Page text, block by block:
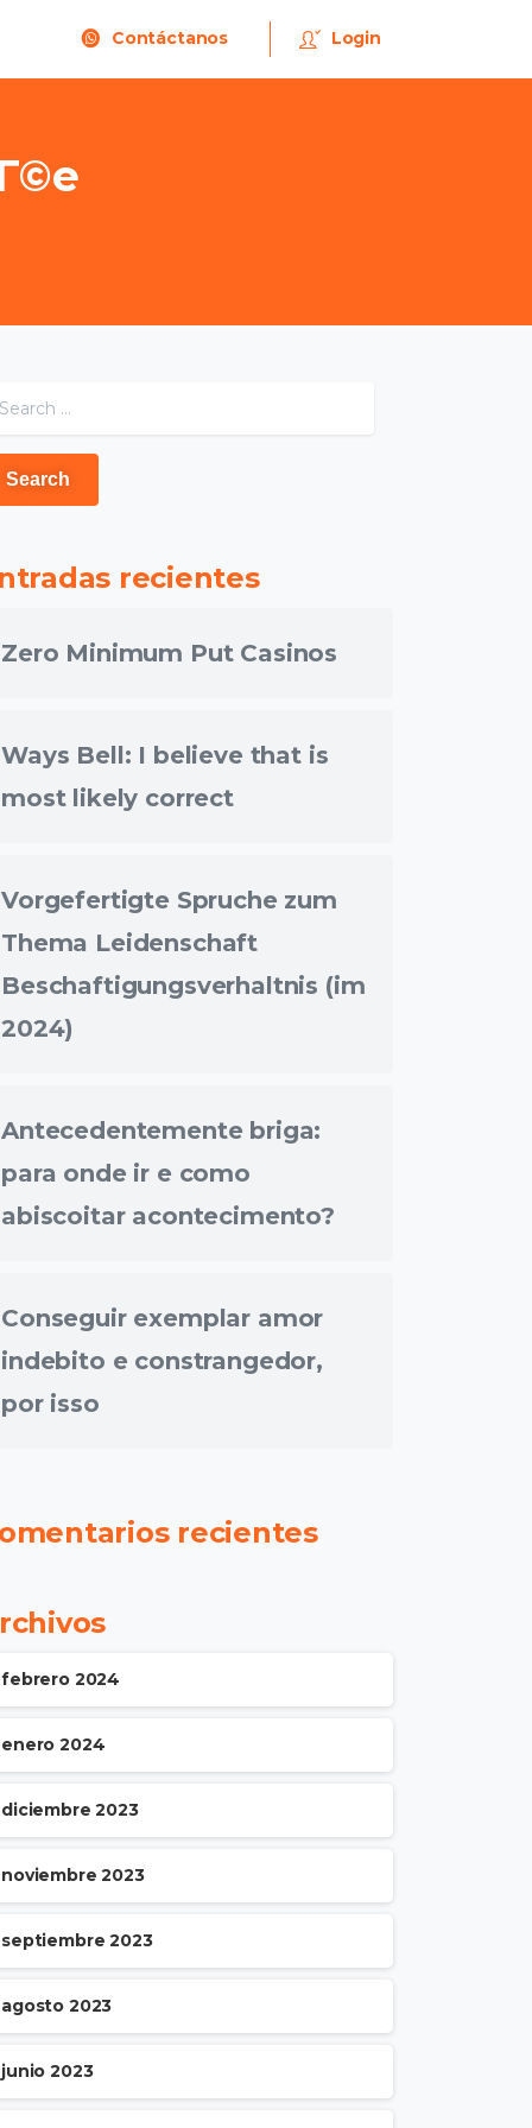
Contáctanos Login
recientes
Zero Minimum Put Casinos
Ways Bell: I believe that is
most likely correct
Vorgefertigte Spruche zum
Thema Leidenschaft
Beschaftigungsverhaltnis (im
2024)
Antecedentemente briga:
para onde ir e como
abiscoitar acontecimento?
Conseguir exemplar amor
indebito e constrangedor,
por isso
recientes
febrero 2024
enero 2024
diciembre 2023
noviembre 2023
septiembre 2023
agosto 2023
junio 2023